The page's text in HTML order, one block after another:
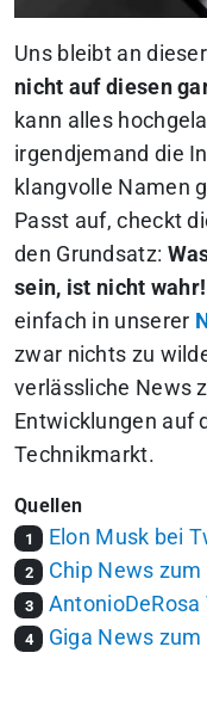
Uns bleibt an
nicht auf diesen
kann alles
irgendjemand die
klangvolle Namen
Passt auf, checkt
den Grundsatz:
sein, ist nicht wahr!
einfach in unserer
zwar nichts zu
verlässliche News
Entwicklungen auf
Technikmarkt.
Quellen
1 Elon Musk bei
2 Chip News
3 AntonioDeRosa
4 Giga News